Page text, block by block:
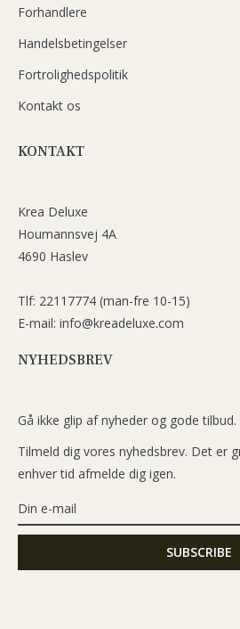
Forhandlere
Handelsbetingelser
Fortrolighedspolitik
Kontakt os
KONTAKT
Krea Deluxe
Houmannsvej 4A
4690 Haslev
Tlf: 22117774 (man-fre 10-15)
E-mail: info@kreadeluxe.com
NYHEDSBREV
Gå ikke glip af nyheder og gode tilbud.
Tilmeld dig vores nyhedsbrev. Det er
enhver tid afmelde dig igen.